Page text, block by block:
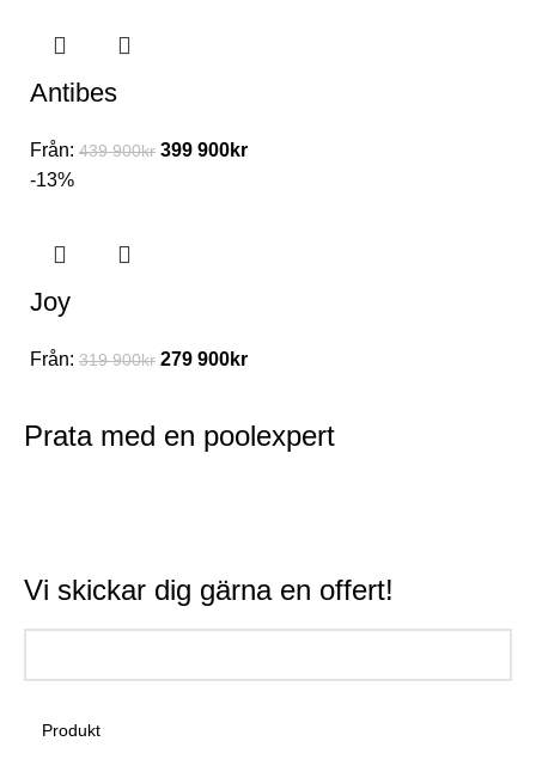
Antibes
Från: 439 900kr 399 900kr
-13%
Joy
Från: 319 900kr 279 900kr
Prata med en poolexpert
Vi skickar dig gärna en offert!